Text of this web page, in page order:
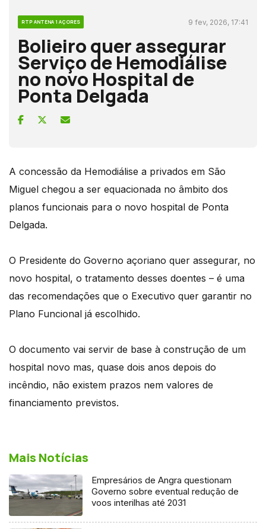
RTP ANTENA 1 AÇORES 9 fev, 2026, 17:41
Bolieiro quer assegurar
Serviço de Hemodiálise
no novo Hospital de
Ponta Delgada
A concessão da Hemodiálise a privados em São
Miguel chegou a ser equacionada no âmbito dos
planos funcionais para o novo hospital de Ponta
Delgada.
O Presidente do Governo açoriano quer assegurar, no
novo hospital, o tratamento desses doentes – é uma
das recomendações que o Executivo quer garantir no
Plano Funcional já escolhido.
O documento vai servir de base à construção de um
hospital novo mas, quase dois anos depois do
incêndio, não existem prazos nem valores de
financiamento previstos.
Mais Notícias
Empresários de Angra questionam
Governo sobre eventual redução de
voos interilhas até 2031